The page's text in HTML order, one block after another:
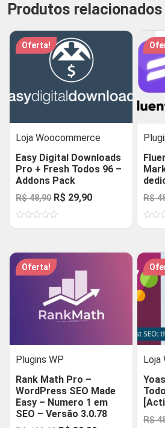
Produtos relacionados
Oferta!
Loja Woocommerce
Easy Digital Downloads
Pro + Fresh Todos 96 –
Addons Pack
R$48,90 O
preço
original
R$ 48,90.
R$ 29,90O
atual
R$ 29,90.
R$
Oferta!
Plugins WP
Rank Math Pro –
WordPress SEO Made
Easy – Numero 1 em
SEO – Versão 3.0.78
Loja
R$